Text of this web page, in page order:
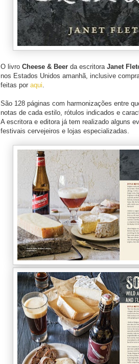
O livro Cheese & Beer da escritora Janet
nos Estados Unidos amanhã, inclusive
feitas por aqui.
São 128 páginas com harmonizações entre
notas de cada estilo, rótulos indicados e
A escritora e editora já tem realizado alguns
festivais cervejeiros e lojas especializadas.